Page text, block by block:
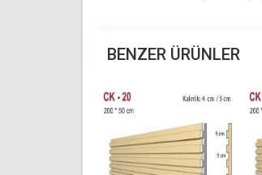
BENZER ÜRÜNLER